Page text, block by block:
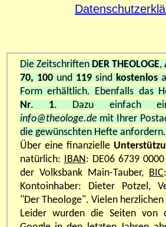
Die Zeitschriften DER THEOLOGE,
70, 100 und 119 sind kostenlos
Form erhältlich. Ebenfalls das
Nr. 1. Dazu einfach
info@theologe.de mit Ihrer
die gewünschten Hefte anfordern.
Über eine finanzielle
natürlich:
IBAN : DE06 6739
der Volksbank Main-Tauber, BIC
Kontoinhaber: Dieter Potzel,
"Der Theologe". Vielen herzlichen
Leider wurden die Seiten von